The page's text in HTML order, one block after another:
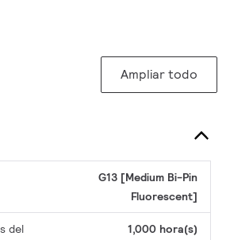
Ampliar todo
G13 [Medium Bi-Pin
Fluorescent]
del
1,000 hora(s)